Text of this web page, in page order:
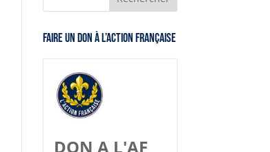
Faire un don à l’Action Française
DON A L'AF